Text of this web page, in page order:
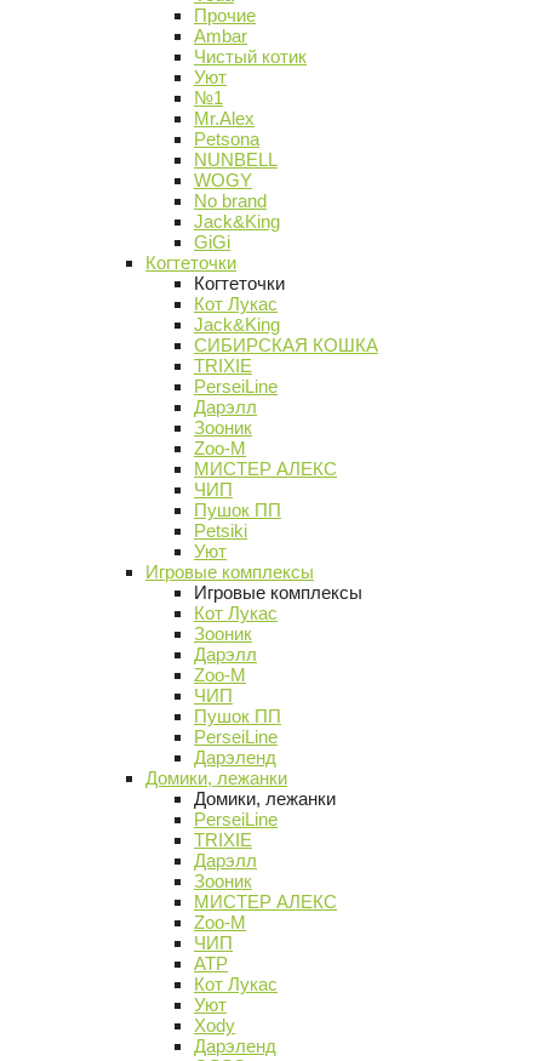
Прочие
Ambar
Чистый котик
Уют
№1
Mr.Alex
Petsona
NUNBELL
WOGY
No brand
Jack&King
GiGi
Когтеточки
Когтеточки
Кот Лукас
Jack&King
СИБИРСКАЯ КОШКА
TRIXIE
PerseiLine
Дарэлл
Зооник
Zoo-M
МИСТЕР АЛЕКС
ЧИП
Пушок ПП
Petsiki
Уют
Игровые комплексы
Игровые комплексы
Кот Лукас
Зооник
Дарэлл
Zoo-M
ЧИП
Пушок ПП
PerseiLine
Дарэленд
Домики, лежанки
Домики, лежанки
PerseiLine
TRIXIE
Дарэлл
Зооник
МИСТЕР АЛЕКС
Zoo-M
ЧИП
АТР
Кот Лукас
Уют
Xody
Дарэленд